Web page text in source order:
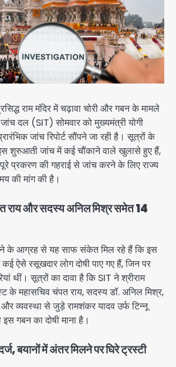
राम मंदिर में चढ़ावा चोरी और गबन के मामले
दल (SIT) सोमवार को मुख्यमंत्री योगी
जांच रिपोर्ट सौंपने जा रही है। सूत्रों के
शुरुआती जांच में कई चौंकाने वाले खुलासे हुए हैं,
प्रकरण की गहराई से जांच करने के लिए राज्य
की मांग की है।
राय और सदस्य अनिल मिश्र समेत 14
के आग्रह से यह साफ संकेत मिल रहे हैं कि इस
ऐसे रसूखदार लोग दोषी पाए गए हैं, जिन पर
थीं। सूत्रों का दावा है कि SIT ने श्रीराम
के महासचिव चंपत राय, सदस्य डॉ. अनिल मिश्र,
और व्यवस्था से जुड़े रामशंकर यादव उर्फ टिन्नू
गबन का दोषी माना है।
बयानों में अंतर मिलने पर घिरे ट्रस्टी